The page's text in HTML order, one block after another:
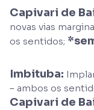
Capivari de
novas vias
os sentidos;
Imbituba:
– ambos os
Capivari de